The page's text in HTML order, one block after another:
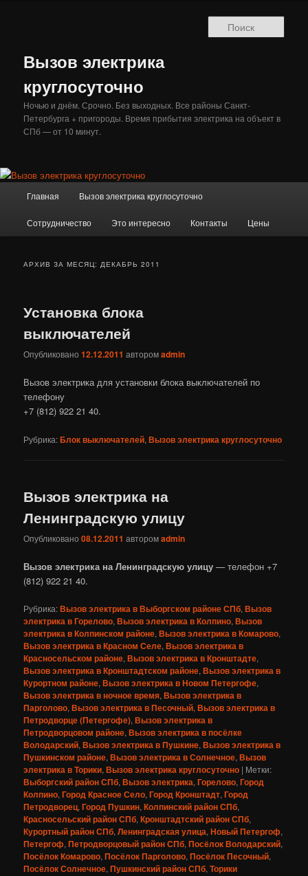
Вызов электрика
круглосуточно
Ночью и днём. Срочно. Без выходных. Все районы Санкт-
Петербурга + пригороды. Время прибытия электрика на объект в
СПб — от 10 минут.
Главная Вызов электрика круглосуточно
Сотрудничество Это интересно Контакты Цены
АРХИВ ЗА МЕСЯЦ:ДЕКАБРЬ 2011
Установка блока
выключателей
Опубликовано12.12.2011 авторомadmin
Вызов электрика для установки блока выключателей по
телефону
+7 (812) 922 21 40.
Рубрика:Блок выключателей,Вызов электрика круглосуточно
Вызов электрика на
Ленинградскую улицу
Опубликовано08.12.2011 авторомadmin
Вызов электрика на Ленинградскую улицу — телефон +7
(812) 922 21 40.
Рубрика:Вызов электрика в Выборгском районе СПб,Вызов
электрика в Горелово,Вызов электрика в Колпино,Вызов
электрика в Колпинском районе,Вызов электрика в Комарово,
Вызов электрика в Красном Селе,Вызов электрика в
Красносельском районе,Вызов электрика в Кронштадте,
Вызов электрика в Кронштадтском районе,Вызов электрика в
Курортном районе,Вызов электрика в Новом Петергофе,
Вызов электрика в ночное время,Вызов электрика в
Парголово,Вызов электрика в Песочный,Вызов электрика в
Петродворце (Петергофе),Вызов электрика в
Петродворцовом районе,Вызов электрика в посёлке
Володарский,Вызов электрика в Пушкине,Вызов электрика в
Пушкинском районе,Вызов электрика в Солнечное,Вызов
электрика в Торики,Вызов электрика круглосуточно | Метки:
Выборгский район СПб,Вызов электрика,Горелово,Город
Колпино,Город Красное Село,Город Кронштадт,Город
Петродворец,Город Пушкин,Колпинский район СПб,
Красносельский район СПб,Кронштадтский район СПб,
Курортный район СПб,Ленинградская улица,Новый Петергоф,
Петергоф,Петродворцовый район СПб,Посёлок Володарский,
Посёлок Комарово,Посёлок Парголово,Посёлок Песочный,
Посёлок Солнечное,Пушкинский район СПб,Торики